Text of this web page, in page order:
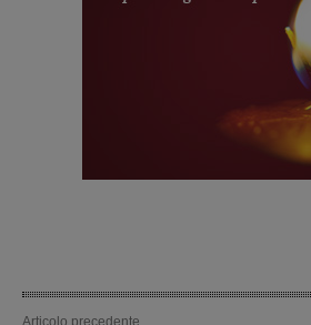
Articolo precedente